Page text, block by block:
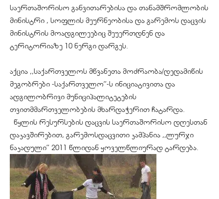
საერთაშორისო განვითარებისა და თანამშრომლობის
მინისტრი , სოფლის მეურნეობისა და გარემოს დაცვის
მინისტრის მოადგილეებიც შეუერთდნენ და
ტერიტორიაზე 10 ნერგი დარგეს.
აქცია ,,საქართველოს მწვანეთა მოძრაობა/დედამიწის
მეგობრები -საქართველო’’-ს ინიციატივითა და
ადგილობრივი მუნიციპალიტეტების
თვითმმართველობების მხარდაჭერით ჩატარდა.
წყლის რესურსების დაცვის საერთაშორისო დღესთან
დაკავშირებით, გარემოსდაცვითი კამპანია ,,ლურჯი
ნაკადული’’ 2011 წლიდან ყოველწლიურად ტარდება.